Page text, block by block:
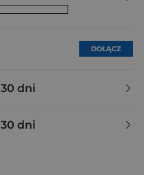
DOŁĄCZ
30 dni
30 dni